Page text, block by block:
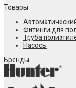
Товары
Фитинги для
Труба
Насосы
Бренды